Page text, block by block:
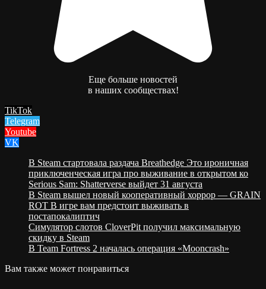
Еще больше новостей
в наших сообществах!
TikTok
Telegram
Youtube
VK
В Steam стартовала раздача Breathedge Это ироничная
приключенческая игра про выживание в открытом ко
Serious Sam: Shatterverse выйдет 31 августа
В Steam вышел новый кооперативный хоррор — GRAIN
ROT В игре вам предстоит выживать в
постапокалиптич
Cимулятор слотов CloverPit получил максимальную
скидку в Steam
В Team Fortress 2 началась операция «Mooncrash»
Вам также может понравиться